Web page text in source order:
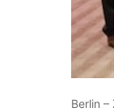
Berlin